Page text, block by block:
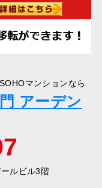
マンションなら
アーデン
ルビル3階